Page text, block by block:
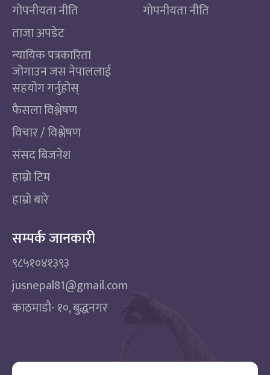
गोपनीयता नीति
ताजा अपडेट
न्यायिक पत्रकारिता
जोगाउन जस नेपाललाई
सहयोग गर्नुहोस्
फैसला विश्लेषण
विचार / विश्लेषण
संसद बिजनेश
हाम्रो टिम
हाम्रो बारे
गोपनीयता नीति
सम्पर्क जानकारी
९८५१०४१३९३
jusnepal81@gmail.com
काठमाडाै‌- १०, बुद्धनगर